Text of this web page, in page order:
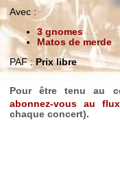
Avec :
3 gnomes
Matos de merde
PAF :Prix libre
Pour être tenu au
abonnez-vous au
chaque concert).